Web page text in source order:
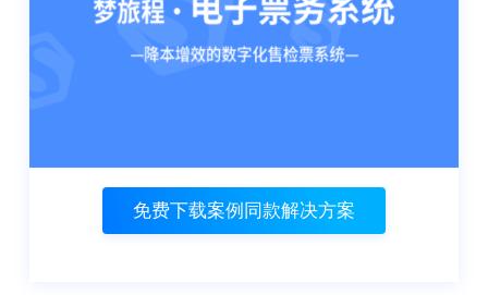
免费下载案例同款解决方案